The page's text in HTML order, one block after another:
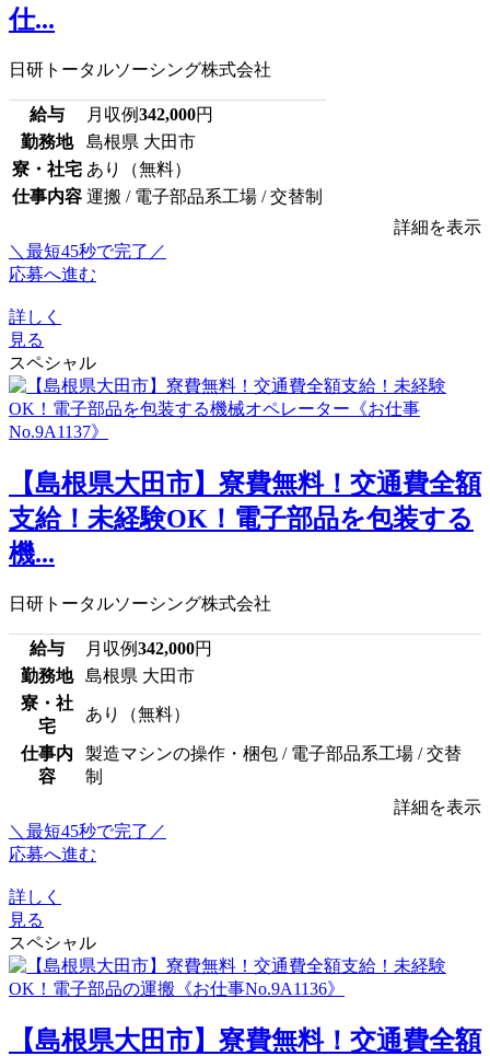
仕...
日研トータルソーシング株式会社
給与 月収例342,000円
勤務地
島根県 大田市
寮・社宅 あり（無料）
仕事内容 運搬 / 電子部品系工場 / 交替制
詳細を表示
＼最短45秒で完了／
応募へ進む
詳しく
見る
スペシャル
【島根県大田市】寮費無料！交通費全額
支給！未経験OK！電子部品を包装する
機...
日研トータルソーシング株式会社
給与 月収例342,000円
勤務地
島根県 大田市
寮・社
宅
あり（無料）
仕事内
容
製造マシンの操作・梱包 / 電子部品系工場 / 交替
制
詳細を表示
＼最短45秒で完了／
応募へ進む
詳しく
見る
スペシャル
【島根県大田市】寮費無料！交通費全額